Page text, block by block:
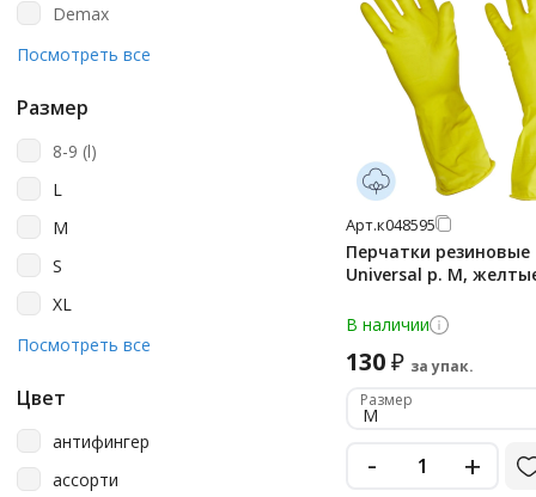
Demax
Horeca
Jeta Safety
Manipula
Manipula Specialist
Merida
Mitra
Посмотреть все
Размер
8-9 (l)
L
M
S
XL
XXL
Посмотреть все
Цвет
антифингер
ассорти
Арт.к048595
Перчатки резиновые
Universal р. M,
В наличии
130₽ за упак.
Размер
M
- +